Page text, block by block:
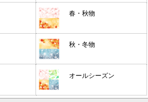
春・秋物
秋・冬物
オールシーズン